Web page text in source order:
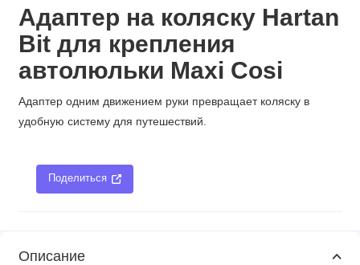
Адаптер на коляску Hartan
Bit для крепления
автолюльки Maxi Cosi
Адаптер одним движением руки превращает коляску в
удобную систему для путешествий.
Поделиться
Описание